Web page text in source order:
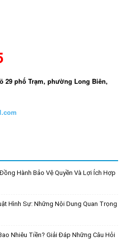
29 phố Trạm, phường Long Biên,
Hành Bảo Vệ Quyền Và Lợi Ích Hợp
Hình Sự: Những Nội Dung Quan Trọng
Nhiêu Tiền? Giải Đáp Những Câu Hỏi